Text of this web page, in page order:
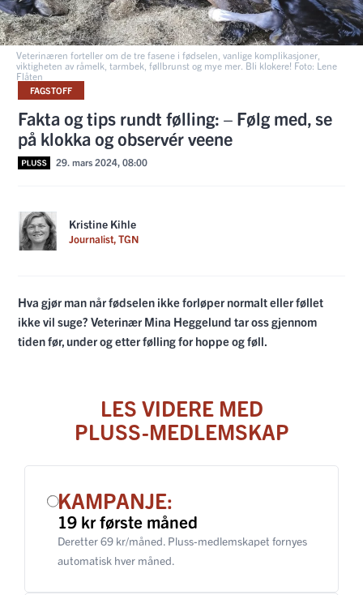
Veterinæren forteller om de tre fasene i fødselen, vanlige komplikasjoner,
viktigheten av råmelk, tarmbek, føllbrunst og mye mer. Bli klokere! Foto: Lene
Flåten
FAGSTOFF
Fakta og tips rundt følling: – Følg med, se
på klokka og observér veene
29. mars 2024, 08:00
Kristine Kihle
Journalist, TGN
Hva gjør man når fødselen ikke forløper normalt eller føllet
ikke vil suge? Veterinær Mina Heggelund tar oss gjennom
tiden før, under og etter følling for hoppe og føll.
LES VIDERE MED
PLUSS-MEDLEMSKAP
KAMPANJE:
19 kr første måned
Deretter 69 kr/måned. Pluss-medlemskapet fornyes
automatisk hver måned.